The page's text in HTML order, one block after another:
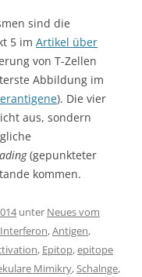
sind die
5 im Artikel über
von T-Zellen
Abbildung im
). Die vier
aus, sondern
(gepunkteter
kommen.
unter Neues vom
,Antigen,
, Epitop,epitope
Mimikry,Schalnge,